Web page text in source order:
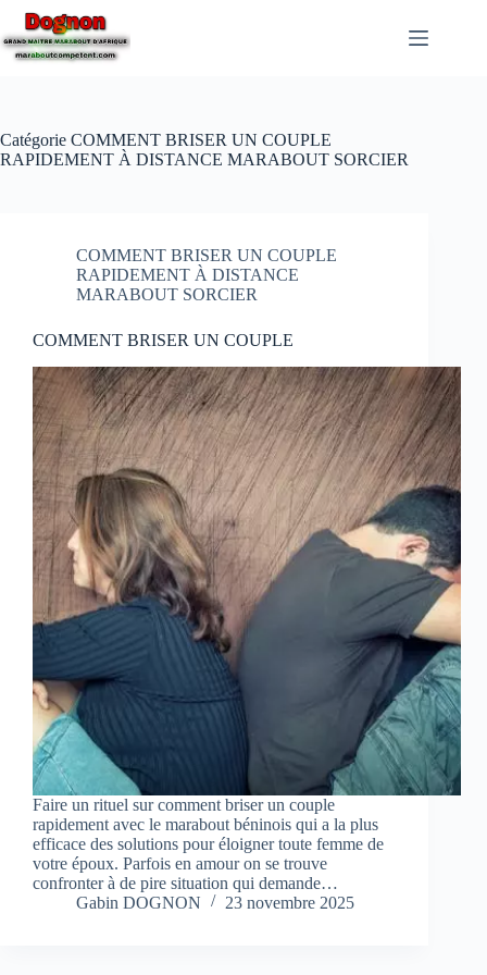
Catégorie COMMENT BRISER UN COUPLE
RAPIDEMENT À DISTANCE MARABOUT SORCIER
COMMENT BRISER UN COUPLE
RAPIDEMENT À DISTANCE
MARABOUT SORCIER
COMMENT BRISER UN COUPLE
Faire un rituel sur comment briser un couple
rapidement avec le marabout béninois qui a la plus
efficace des solutions pour éloigner toute femme de
votre époux. Parfois en amour on se trouve
confronter à de pire situation qui demande…
Gabin DOGNON
23 novembre 2025